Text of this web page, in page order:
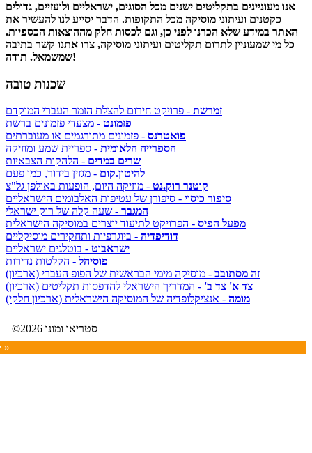
אנו מעוניינים בתקליטים ישנים מכל הסוגים, ישראליים ולועזיים, גדולים
כקטנים ועיתוני מוסיקה מכל התקופות. הדבר יסייע לנו להעשיר את
האתר במידע שלא הכרנו לפני כן, וגם לכסות חלק מההוצאות הכספיות.
כל מי שמעוניין לתרום תקליטים ועיתוני מוסיקה, צרו אתנו קשר בתיבה
שמשמאל. תודה!
שכנות טובה
זמרשת - פרויקט חירום להצלת הזמר העברי המוקדם
פזמונט - מצעדי פזמונים ברשת
פואטרנס - פזמונים מתורגמים או מעוברתים
הספרייה הלאומית - ספריית שמע ומוזיקה
שרים במדים - הלהקות הצבאיות
להיטון.קום - מגזין בידור, כמו פעם
קוטנר רוק.נט - מוזיקה היום, הופעות באולפן גל"צ
סיפור כיסוי - סיפורן של עטיפות האלבומים הישראליים
המגבר - שעה קלה של רוק ישראלי
מפעל הפיס - הפרויקט לתיעוד יוצרים במוסיקה הישראלית
דודיפדיה - ביוגרפיות ותחקירים מוסיקליים
ישראבוט - בוטלגים ישראליים
פוסיהל - הקלטות נדירות
זה מסתובב - מוסיקה מימי הבראשית של הפופ העברי (ארכיון)
צד א' צד ב' - המדריך הישראלי להדפסות תקליטים (ארכיון)
מומה - אנציקלופדיה של המוסיקה הישראלית (ארכיון חלקי)
©2026 סטריאו ומונו
»